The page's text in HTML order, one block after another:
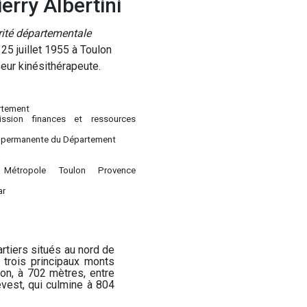
Albertini
départementale
juillet 1955 à Toulon
kinésithérapeute.
finances et ressources
du Département
Toulon Provence
situés au nord de
principaux monts
à 702 mètres, entre
qui culmine à 804